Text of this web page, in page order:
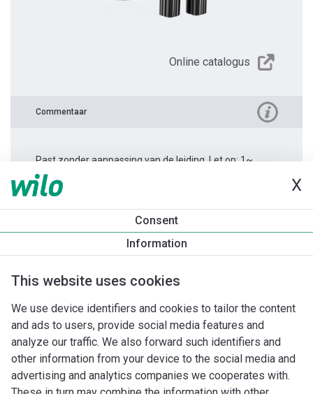
X
Consent
Information
This website uses cookies
We use device identifiers and cookies to tailor the content
and ads to users, provide social media features and
analyze our traffic. We also forward such identifiers and
other information from your device to the social media and
advertising and analytics companies we cooperates with.
Online catalogus
Commentaar
Past zonder aanpassing van de leiding. Let op: 1~.
Productinformatie